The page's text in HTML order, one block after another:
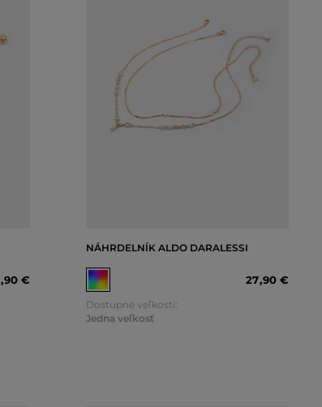
,90 €
NÁHRDELNÍK ALDO DARALESSI
27,90 €
Dostupné veľkosti:
Jedna veľkosť